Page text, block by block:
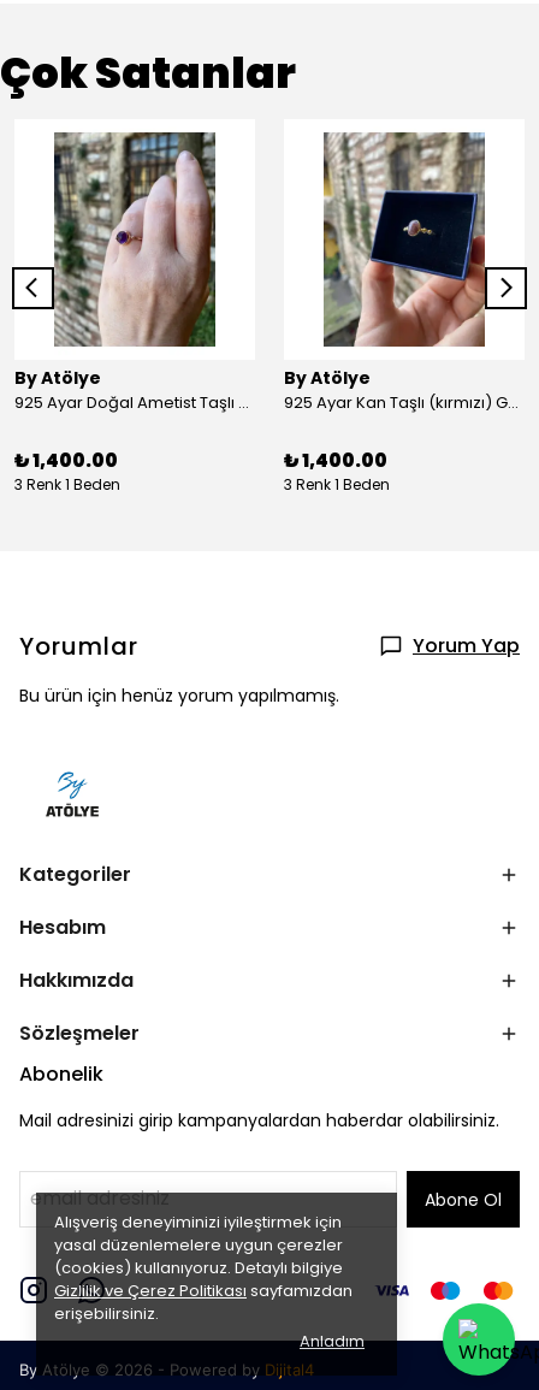
Alışveriş deneyiminizi iyileştirmek için
yasal düzenlemelere uygun çerezler
(cookies) kullanıyoruz. Detaylı bilgiye
Gizlilik ve Çerez Politikası sayfamızdan
erişebilirsiniz.
Anladım
Çok Satanlar
By Atölye
925 Ayar Doğal Ametist Taşlı Yuvarlak Gümüş Yüzük
₺ 1,400.00
3 Renk 1 Beden
By Atölye
925 Ayar Kan Taşlı (kırmızı) Gümüş Yüzük
₺ 1,400.00
3 Renk 1 Beden
Yorumlar Yorum Yap
Bu ürün için henüz yorum yapılmamış.
Kategoriler
Hesabım
Hakkımızda
Sözleşmeler
Abonelik
Mail adresinizi girip kampanyalardan haberdar olabilirsiniz.
Abone Ol
By Atölye © 2026 - Powered by Dijital4